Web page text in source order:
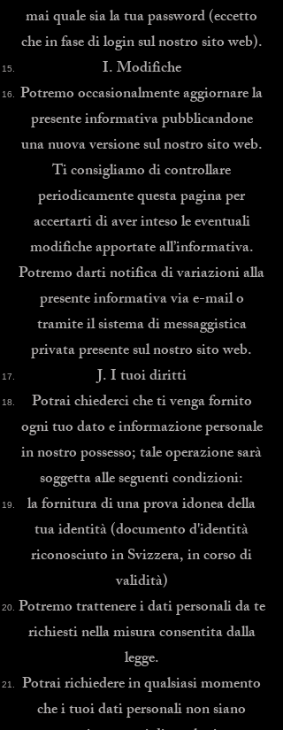
mai quale sia la tua password (eccetto
che in fase di login sul nostro sito web).
I. Modifiche
Potremo occasionalmente aggiornare la
presente informativa pubblicandone
una nuova versione sul nostro sito web.
Ti consigliamo di controllare
periodicamente questa pagina per
accertarti di aver inteso le eventuali
modifiche apportate all’informativa.
Potremo darti notifica di variazioni alla
presente informativa via e-mail o
tramite il sistema di messaggistica
privata presente sul nostro sito web.
J. I tuoi diritti
Potrai chiederci che ti venga fornito
ogni tuo dato e informazione personale
in nostro possesso; tale operazione sarà
soggetta alle seguenti condizioni:
la fornitura di una prova idonea della
tua identità (documento d'identità
riconosciuto in Svizzera, in corso di
validità)
Potremo trattenere i dati personali da te
richiesti nella misura consentita dalla
legge.
Potrai richiedere in qualsiasi momento
che i tuoi dati personali non siano